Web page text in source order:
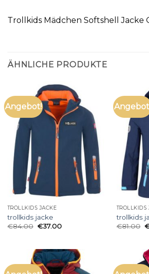
Trollkids Mädchen Softshell Jacke
ÄHNLICHE PRODUKTE
Angebot!
TROLLKIDS JACKE
trollkids jacke
€84.00 €37.00
TROLLKIDS
trollkids
€81.00